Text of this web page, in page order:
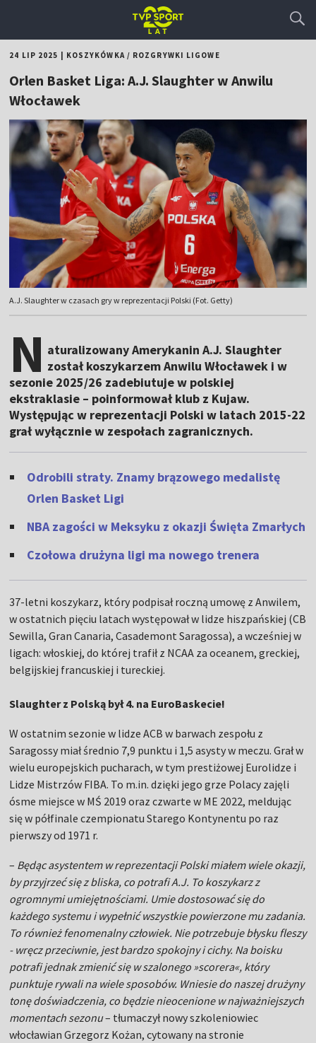
24 LIP 2025 KOSZYKÓWKA/ ROZGRYWKI LIGOWE
Orlen Basket Liga: A.J. Slaughter w Anwilu
Włocławek
A.J. Slaughter w czasach gry w reprezentacji Polski (Fot. Getty)
N aturalizowany Amerykanin A.J. Slaughter
został koszykarzem Anwilu Włocławek i w
sezonie 2025/26 zadebiutuje w polskiej
ekstraklasie – poinformował klub z Kujaw.
Występując w reprezentacji Polski w latach 2015-22
grał wyłącznie w zespołach zagranicznych.
Odrobili straty. Znamy brązowego medalistę
Orlen Basket Ligi
NBA zagości w Meksyku z okazji Święta Zmarłych
Czołowa drużyna ligi ma nowego trenera
37-letni koszykarz, który podpisał roczną umowę z Anwilem,
w ostatnich pięciu latach występował w lidze hiszpańskiej (CB
Sewilla, Gran Canaria, Casademont Saragossa), a wcześniej w
ligach: włoskiej, do której trafił z NCAA za oceanem, greckiej,
belgijskiej francuskiej i tureckiej.
Slaughter z Polską był 4. na EuroBaskecie!
W ostatnim sezonie w lidze ACB w barwach zespołu z
Saragossy miał średnio 7,9 punktu i 1,5 asysty w meczu. Grał w
wielu europejskich pucharach, w tym prestiżowej Eurolidze i
Lidze Mistrzów FIBA. To m.in. dzięki jego grze Polacy zajęli
ósme miejsce w MŚ 2019 oraz czwarte w ME 2022, meldując
się w półfinale czempionatu Starego Kontynentu po raz
pierwszy od 1971 r.
– Będąc asystentem w reprezentacji Polski miałem wiele okazji,
by przyjrzeć się z bliska, co potrafi A.J. To koszykarz z
ogromnymi umiejętnościami. Umie dostosować się do
każdego systemu i wypełnić wszystkie powierzone mu zadania.
To również fenomenalny człowiek. Nie potrzebuje błysku fleszy
- wręcz przeciwnie, jest bardzo spokojny i cichy. Na boisku
potrafi jednak zmienić się w szalonego »scorera«, który
punktuje rywali na wiele sposobów. Wniesie do naszej drużyny
tonę doświadczenia, co będzie nieocenione w najważniejszych
momentach sezonu– tłumaczył nowy szkoleniowiec
włocławian Grzegorz Kożan, cytowany na stronie